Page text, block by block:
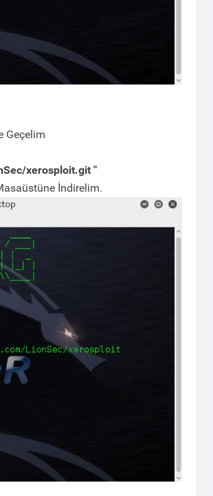
Geçelim
xerosploit.git "
İndirelim.